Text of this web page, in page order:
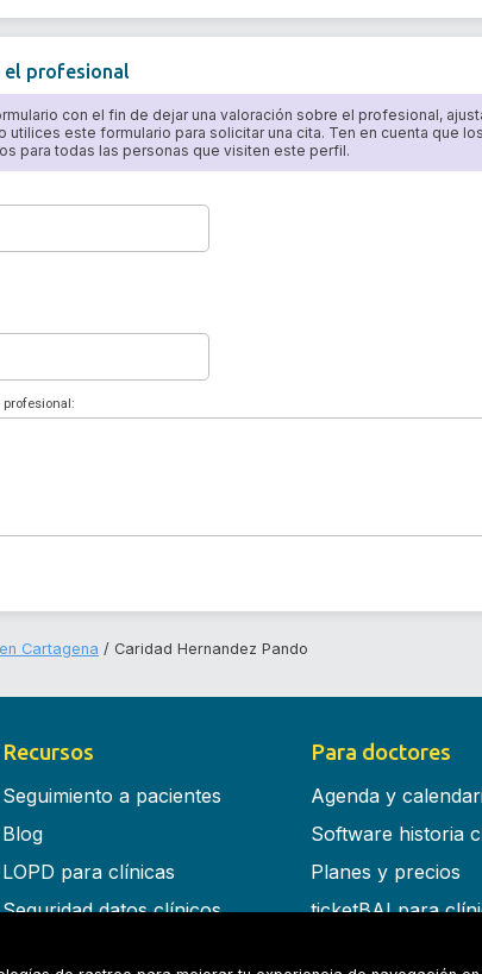
el profesional
con el fin de dejar una valoración sobre el profesional,
utilices este formulario para solicitar una cita. Ten en cuenta que
para todas las personas que visiten este perfil.
profesional:
Cartagena Caridad Hernandez Pando
Recursos
Seguimiento a pacientes
Blog
LOPD para clínicas
Seguridad datos clínicos
Para doctores
Agenda y
Software historia
Planes y precios
ticketBAI para